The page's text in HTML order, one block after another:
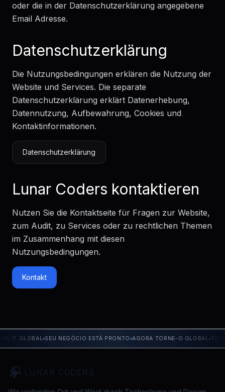
oder die in der Datenschutzerklärung angegebene
Email Adresse.
Datenschutzerklärung
Die Nutzungsbedingungen erklären die Nutzung der
Website und Services. Die separate
Datenschutzerklärung erklärt Datenerhebung,
Datennutzung, Aufbewahrung, Cookies und
Kontaktinformationen.
Datenschutzerklärung
Lunar Coders kontaktieren
Nutzen Sie die Kontaktseite für Fragen zur Website,
zum Audit, zu Services oder zu rechtlichen Themen
im Zusammenhang mit diesen
Nutzungsbedingungen.
Kontakt
IT GLOBAL SEU NEGÓCIO ESTÁ PRONTO AGORA TORNE-O GLOBAL TU
LUNAR CODERS